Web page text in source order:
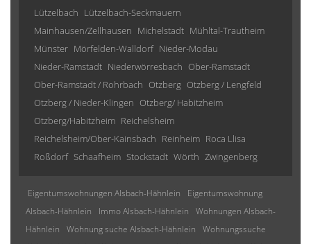
Lützelbach Lützelbach-Seckmauern
Mainhausen/Zellhausen Michelstadt Mühltal-Trautheim
Münster Mörfelden-Walldorf Nieder-Modau
Nieder-Ramstadt Niederwörresbach Ober-Ramstadt
Ober-Ramstadt / Rohrbach Otzberg Otzberg / Lengfeld
Otzberg / Nieder-Klingen Otzberg/ Habitzheim
Otzberg/Habitzheim Reichelsheim
Reichelsheim/Ober-Kainsbach Reinheim Roca Llisa
Roßdorf Schaafheim Stockstadt Wörth Zwingenberg
Eigentumswohnungen Alsbach-Hähnlein
Eigentumswohnung
Alsbach-Hähnlein
Immo Alsbach-Hähnlein
Wohnungen Alsbach-
Hähnlein
Wohnung suche Alsbach-Hähnlein
Wohnungssuche